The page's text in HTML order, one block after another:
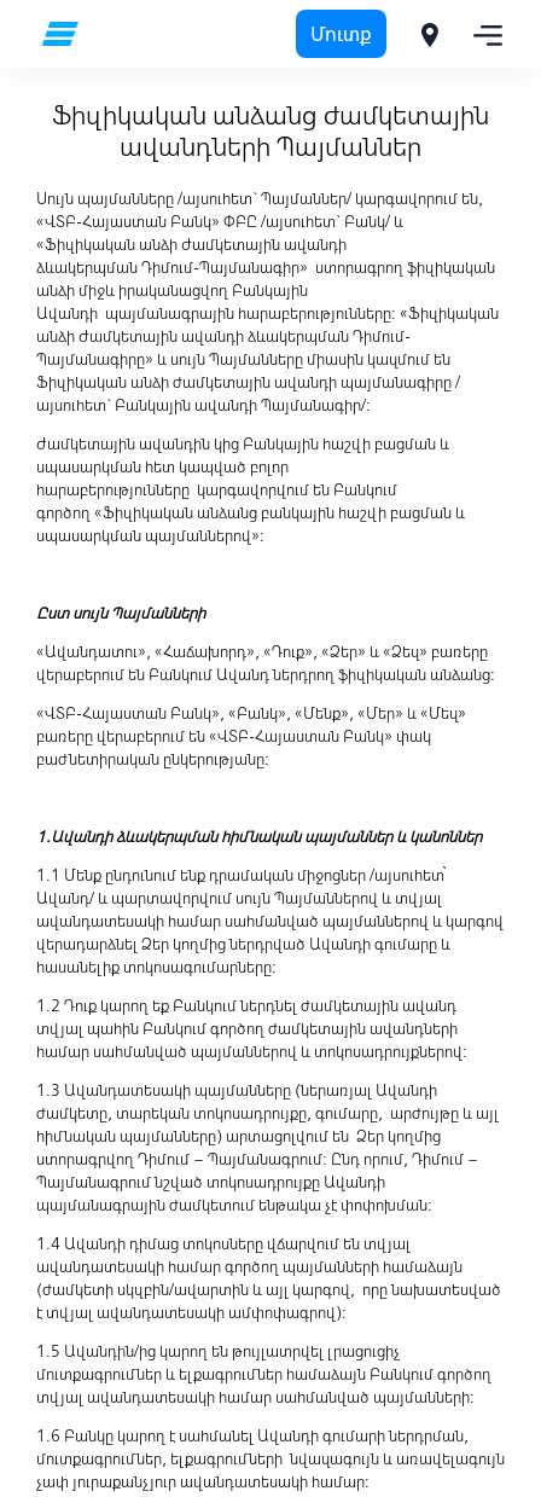
Մուտք
Ֆիզիկական անձանց ժամկետային
ավանդների Պայմաններ
Սույն պայմանները /այսուհետ` Պայմաններ/ կարգավորում են,
«ՎՏԲ-Հայաստան Բանկ» ՓԲԸ /այսուհետ` Բանկ/ և
«Ֆիզիկական անձի Ժամկետային ավանդի
ձևակերպման Դիմում-Պայմանագիր» ստորագրող ֆիզիկական
անձի միջև իրականացվող Բանկային
Ավանդի պայմանագրային հարաբերությունները: «Ֆիզիկական
անձի Ժամկետային ավանդի ձևակերպման Դիմում-
Պայմանագիրը» և սույն Պայմանները միասին կազմում են
Ֆիզիկական անձի ժամկետային ավանդի պայմանագիրը /
այսուհետ` Բանկային ավանդի Պայմանագիր/:
Ժամկետային ավանդին կից Բանկային հաշվի բացման և
սպասարկման հետ կապված բոլոր
հարաբերությունները կարգավորվում են Բանկում
գործող «Ֆիզիկական անձանց բանկային հաշվի բացման և
սպասարկման պայմաններով»:
Ըստ սույն Պայմանների
«Ավանդատու», «Հաճախորդ», «Դուք», «Ձեր» և «Ձեզ» բառերը
վերաբերում են Բանկում Ավանդ ներդրող ֆիզիկական անձանց:
«ՎՏԲ-Հայաստան Բանկ», «Բանկ», «Մենք», «Մեր» և «Մեզ»
բառերը վերաբերում են «ՎՏԲ-Հայաստան Բանկ» փակ
բաժնետիրական ընկերությանը:
1.Ավանդի ձևակերպման հիմնական պայմաններ և կանոններ
1.1 Մենք ընդունում ենք դրամական միջոցներ /այսուհետ՝
Ավանդ/ և պարտավորվում սույն Պայմաններով և տվյալ
ավանդատեսակի համար սահմանված պայմաններով և կարգով
վերադարձնել Ձեր կողմից ներդրված Ավանդի գումարը և
հասանելիք տոկոսագումարները:
1.2 Դուք կարող եք Բանկում ներդնել ժամկետային ավանդ
տվյալ պահին Բանկում գործող ժամկետային ավանդների
համար սահմանված պայմաններով և տոկոսադրույքներով:
1.3 Ավանդատեսակի պայմանները (ներառյալ Ավանդի
ժամկետը, տարեկան տոկոսադրույքը, գումարը, արժույթը և այլ
հիմնական պայմանները) արտացոլվում են Ձեր կողմից
ստորագրվող Դիմում – Պայմանագրում: Ընդ որում, Դիմում –
Պայմանագրում նշված տոկոսադրույքը Ավանդի
պայմանագրային ժամկետում ենթակա չէ փոփոխման:
1.4 Ավանդի դիմաց տոկոսները վճարվում են տվյալ
ավանդատեսակի համար գործող պայմանների համաձայն
(ժամկետի սկզբին/ավարտին և այլ կարգով, որը նախատեսված
է տվյալ ավանդատեսակի ամփոփագրով):
1.5 Ավանդին/ից կարող են թույլատրվել լրացուցիչ
մուտքագրումներ և ելքագրումներ համաձայն Բանկում գործող
տվյալ ավանդատեսակի համար սահմանված պայմանների:
1.6 Բանկը կարող է սահմանել Ավանդի գումարի ներդրման,
մուտքագրումներ, ելքագրումների նվազագույն և առավելագույն
չափ յուրաքանչյուր ավանդատեսակի համար: